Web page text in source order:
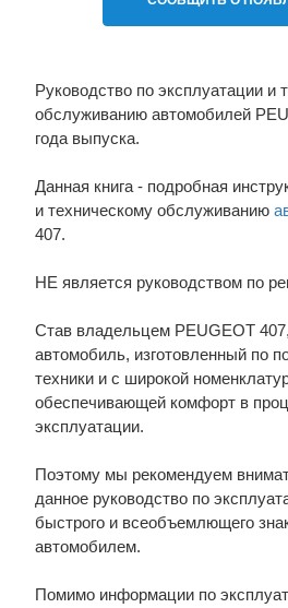
Руководство по эксплуатации и
обслуживанию автомобилей
года выпуска.
Данная книга - подробная
и техническому обслуживанию
407.
НЕ является руководством по
Став владельцем PEUGEOT
автомобиль, изготовленный по
техники и с широкой
обеспечивающей комфорт в
эксплуатации.
Поэтому мы рекомендуем
данное руководство по
быстрого и всеобъемлющего
автомобилем.
Помимо информации по